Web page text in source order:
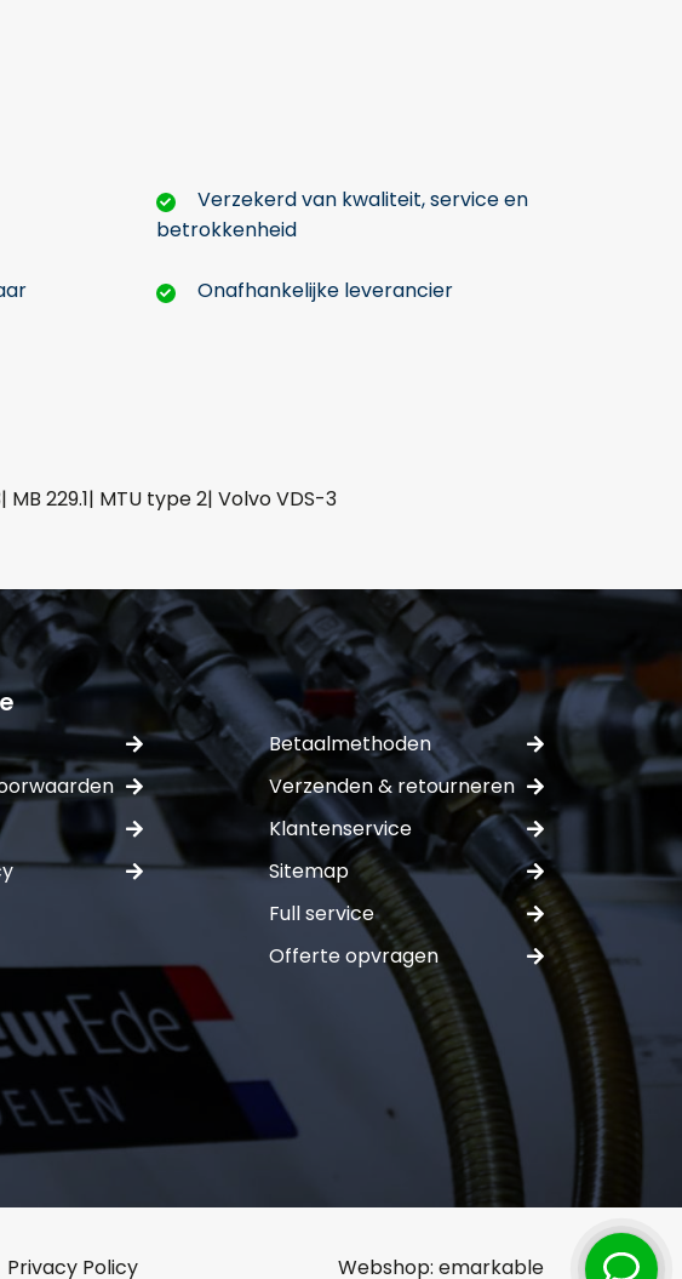
Verzekerd van kwaliteit, service en
betrokkenheid
Onafhankelijke leverancier
MB 229.1| MTU type 2| Volvo VDS-3
Telefoonnummer:
Verstuur offerte
Betaalmethoden
Verzenden & retourneren
Klantenservice
Sitemap
Full service
Offerte opvragen
Privacy Policy Webshop: emarkable